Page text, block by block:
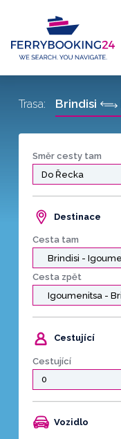
Směr cesty tam
Destinace
Cesta tam
Cesta zpět
Cestující
Cestující
Vozidlo
Trasa: Brindisi